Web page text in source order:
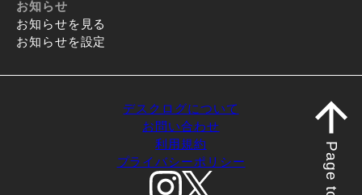
お知らせ
お知らせを見る
お知らせを設定
デスクログについて
お問い合わせ
利用規約
プライバシーポリシー
Page top